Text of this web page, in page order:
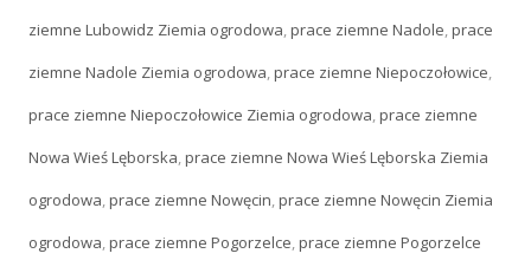
ziemne Lubowidz Ziemia ogrodowa,prace ziemne Nadole,prace
ziemne Nadole Ziemia ogrodowa,prace ziemne Niepoczołowice,
prace ziemne Niepoczołowice Ziemia ogrodowa,prace ziemne
Nowa Wieś Lęborska,prace ziemne Nowa Wieś Lęborska Ziemia
ogrodowa,prace ziemne Nowęcin,prace ziemne Nowęcin Ziemia
ogrodowa,prace ziemne Pogorzelce,prace ziemne Pogorzelce